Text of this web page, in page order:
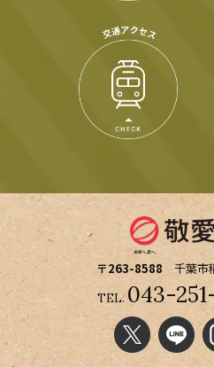
〒263-8588 千葉市
TEL. 043-